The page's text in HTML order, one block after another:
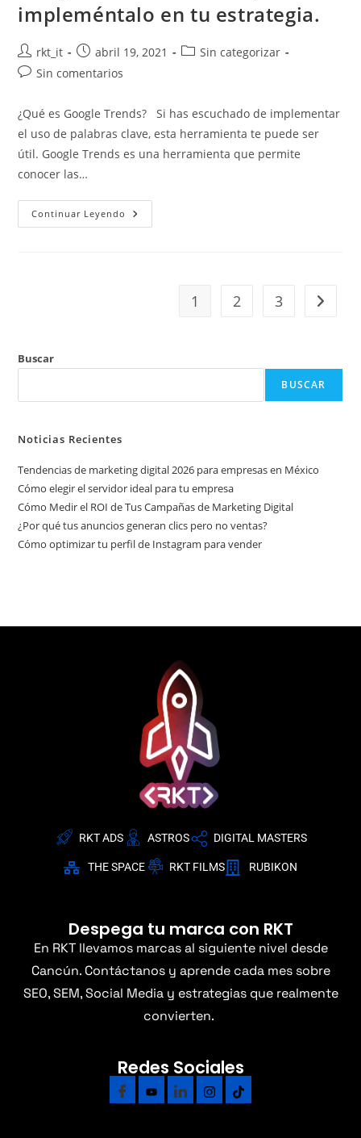
impleméntalo en tu estrategia.
rkt_it abril 19, 2021
Sin categorizar
Sin comentarios
¿Qué es Google Trends? Si has escuchado de implementar
el uso de palabras clave, esta herramienta te puede ser
útil. Google Trends es una herramienta que permite
conocer las…
Continuar Leyendo
1 2 3
Buscar
BUSCAR
Noticias Recientes
Tendencias de marketing digital 2026 para empresas en México
Cómo elegir el servidor ideal para tu empresa
Cómo Medir el ROI de Tus Campañas de Marketing Digital
¿Por qué tus anuncios generan clics pero no ventas?
Cómo optimizar tu perfil de Instagram para vender
RKT ADS ASTROS DIGITAL MASTERS
THE SPACE RKT FILMS RUBIKON
Despega tu marca con RKT
En RKT llevamos marcas al siguiente nivel desde
Cancún. Contáctanos y aprende cada mes sobre
SEO, SEM, Social Media y estrategias que realmente
convierten.
Redes Sociales